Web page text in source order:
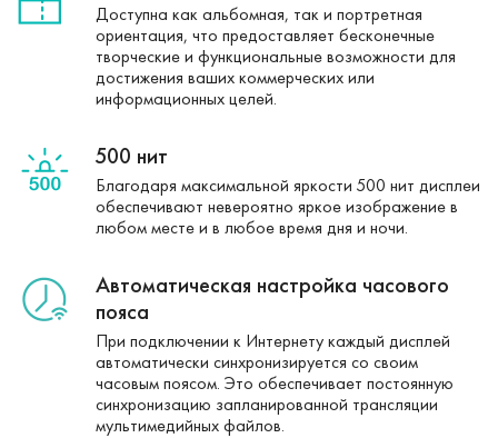
Доступна как альбомная, так и портретная
ориентация, что предоставляет бесконечные
творческие и функциональные возможности для
достижения ваших коммерческих или
информационных целей.
500 нит
Благодаря максимальной яркости 500 нит дисплеи
обеспечивают невероятно яркое изображение в
любом месте и в любое время дня и ночи.
Автоматическая настройка часового
пояса
При подключении к Интернету каждый дисплей
автоматически синхронизируется со своим
часовым поясом. Это обеспечивает постоянную
синхронизацию запланированной трансляции
мультимедийных файлов.